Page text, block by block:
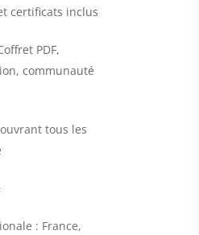
certificats inclus
PDF,
communauté
tous les
: France,